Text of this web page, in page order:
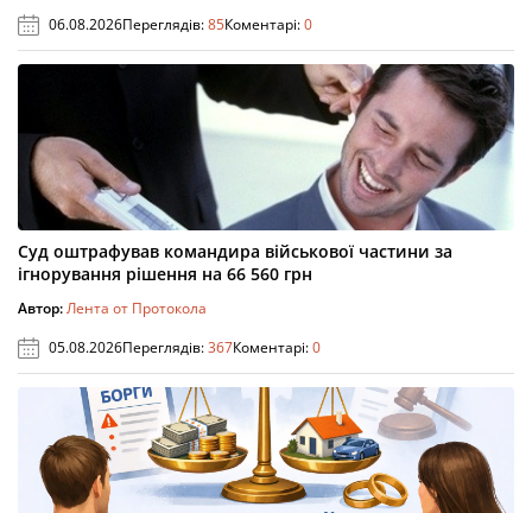
06.08.2026Переглядів:85Коментарі:0
Суд оштрафував командира військової частини за
ігнорування рішення на 66 560 грн
Автор:Лента от Протокола
05.08.2026Переглядів:367Коментарі:0